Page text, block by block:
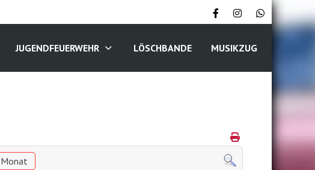
JUGENDFEUERWEHR LÖSCHBANDE MUSIKZUG
Monat